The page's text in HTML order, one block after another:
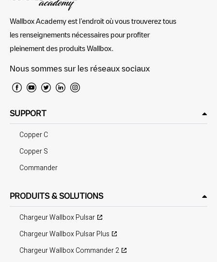
Wallbox Academy est l’endroit où vous trouverez tous
les renseignements nécessaires pour profiter
pleinement des produits Wallbox.
Nous sommes sur les réseaux sociaux
SUPPORT
Copper C
Copper S
Commander
PRODUITS & SOLUTIONS
Chargeur Wallbox Pulsar
Chargeur Wallbox Pulsar Plus
Chargeur Wallbox Commander 2